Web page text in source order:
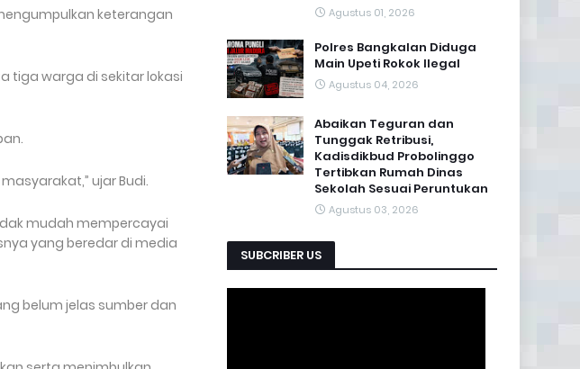
keterangan
tiga warga di sekitar lokasi
ujar Budi.
mudah mempercayai
yang beredar di media
belum jelas sumber dan
Agustus 01, 2026
Polres Bangkalan Diduga
Main Upeti Rokok Ilegal
Agustus 04, 2026
Abaikan Teguran dan
Tunggak Retribusi,
Kadisdikbud Probolinggo
Tertibkan Rumah Dinas
Sekolah Sesuai Peruntukan
Agustus 03, 2026
SUBCRIBER US